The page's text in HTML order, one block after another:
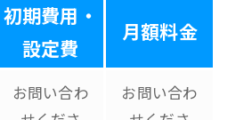
初期費用・
設定費
月額料金
お問い合わ
お問い合わ